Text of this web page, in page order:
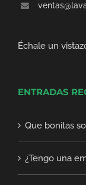
Échale un
ENTRADAS
Que bonitas
¿Tengo una